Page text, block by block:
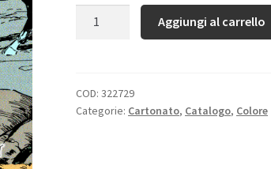
Aggiungi al carrello
COD: 322729
Categorie: Cartonato, Catalogo, Colore